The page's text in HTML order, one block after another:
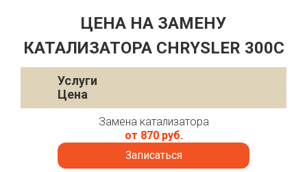
ЦЕНА НА ЗАМЕНУ
КАТАЛИЗАТОРА CHRYSLER 300C
Услуги
Цена
Замена катализатора
от 870 руб.
Записаться